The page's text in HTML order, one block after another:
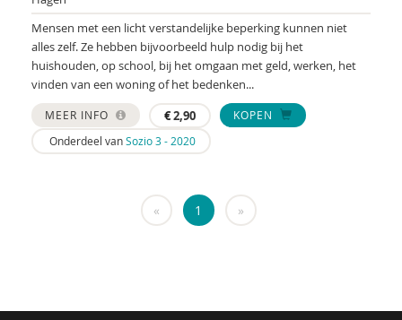
Marcel van Aken
Marga Akkerman
Catelijne Akkermans
Alaoui Alaoui
Gerard Alderliefste
Mensen met een licht verstandelijke beperking kunnen niet
alles zelf. Ze hebben bijvoorbeeld hulp nodig bij het
huishouden, op school, bij het omgaan met geld, werken, het
vinden van een woning of het bedenken...
MEER INFO €2,90
KOPEN
Onderdeel vanSozio 3 - 2020
« 1 »